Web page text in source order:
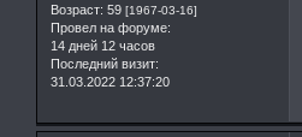
Возраст: 59 [1967-03-16]
Провел на форуме:
14 дней 12 часов
Последний визит:
31.03.2022 12:37:20